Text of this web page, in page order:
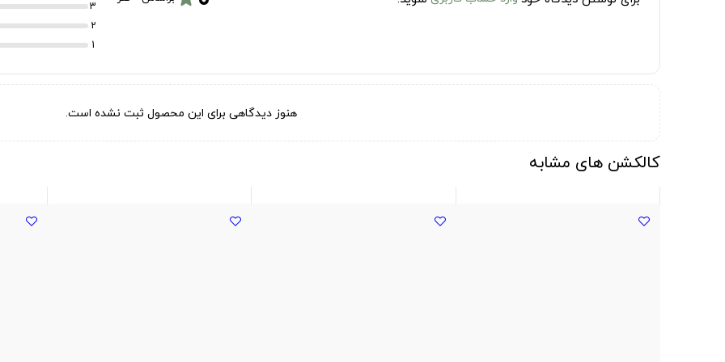
3
2
1
هنوز دیدگاهی برای این محصول ثبت نشده است.
کالکشن های مشابه